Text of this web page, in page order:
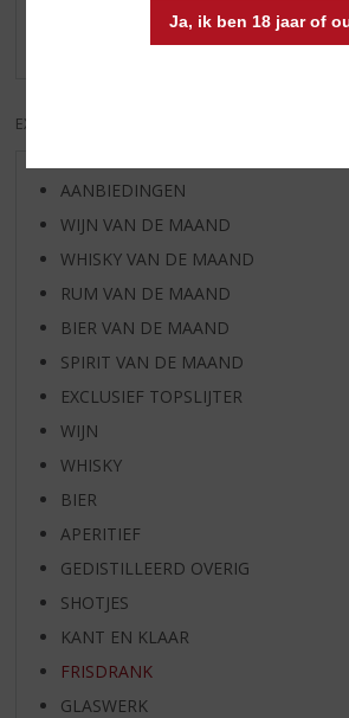
Ja, ik ben 18 jaar of
Er zijn nog geen reviews geplaatst voor
EXCL. BTW
AANBIEDINGEN
WIJN VAN DE MAAND
WHISKY VAN DE MAAND
RUM VAN DE MAAND
BIER VAN DE MAAND
SPIRIT VAN DE MAAND
EXCLUSIEF TOPSLIJTER
WIJN
WHISKY
BIER
APERITIEF
GEDISTILLEERD OVERIG
SHOTJES
KANT EN KLAAR
FRISDRANK
GLASWERK